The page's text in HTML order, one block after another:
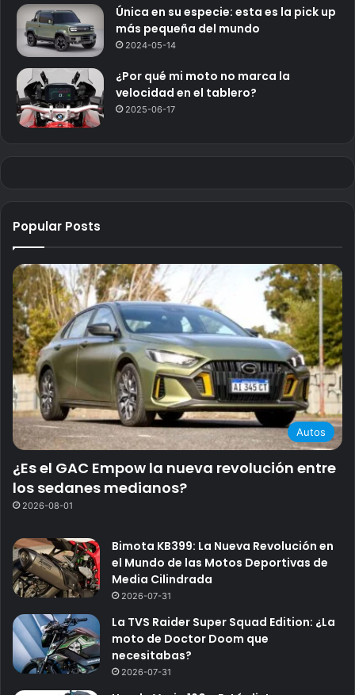
Única en su especie: esta es la pick up
más pequeña del mundo
2024-05-14
¿Por qué mi moto no marca la
velocidad en el tablero?
2025-06-17
Popular Posts
Autos
¿Es el GAC Empow la nueva revolución entre
los sedanes medianos?
2026-08-01
Bimota KB399: La Nueva Revolución en
el Mundo de las Motos Deportivas de
Media Cilindrada
2026-07-31
La TVS Raider Super Squad Edition: ¿La
moto de Doctor Doom que
necesitabas?
2026-07-31